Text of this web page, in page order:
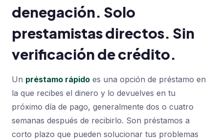
denegación. Solo
prestamistas directos. Sin
verificación de crédito.
Un préstamo rápido es una opción de préstamo en
la que recibes el dinero y lo devuelves en tu
próximo día de pago, generalmente dos o cuatro
semanas después de recibirlo. Son préstamos a
corto plazo que pueden solucionar tus problemas